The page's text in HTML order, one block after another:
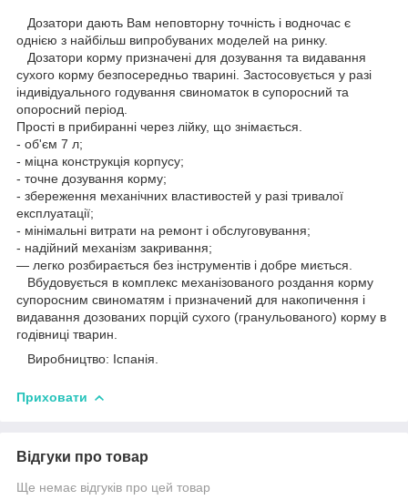
Дозатори дають Вам неповторну точність і водночас є
однією з найбільш випробуваних моделей на ринку.
Дозатори корму призначені для дозування та видавання
сухого корму безпосередньо тварині. Застосовується у разі
індивідуального годування свиноматок в супоросний та
опоросний період.
Прості в прибиранні через лійку, що знімається.
- об'єм 7 л;
- міцна конструкція корпусу;
- точне дозування корму;
- збереження механічних властивостей у разі тривалої
експлуатації;
- мінімальні витрати на ремонт і обслуговування;
- надійний механізм закривання;
— легко розбирається без інструментів і добре миється.
Вбудовується в комплекс механізованого роздання корму
супоросним свиноматям і призначений для накопичення і
видавання дозованих порцій сухого (гранульованого) корму в
годівниці тварин.
Виробництво: Іспанія.
Приховати
Відгуки про товар
Ще немає відгуків про цей товар